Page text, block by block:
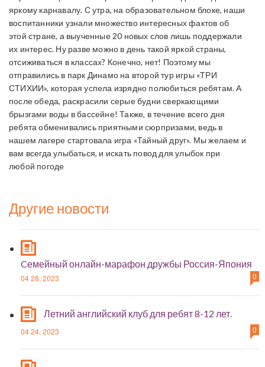
яркому карнавалу. С утра, на образовательном блоке, наши
воспитанники узнали множество интересных фактов об
этой стране, а выученные 20 новых слов лишь поддержали
их интерес. Ну разве можно в день такой яркой страны,
отсиживаться в классах? Конечно, нет! Поэтому мы
отправились в парк Динамо на второй тур игры «ТРИ
СТИХИИ», которая успела изрядно полюбиться ребятам. А
после обеда, раскрасили серые будни сверкающими
брызгами воды в бассейне! Также, в течение всего дня
ребята обменивались приятными сюрпризами, ведь в
нашем лагере стартовала игра «Тайный друг». Мы желаем и
вам всегда улыбаться, и искать повод для улыбок при
любой погоде
Другие новости
Cемейный онлайн-марафон дружбы Россия-Япония
04 28, 2023 0
Летний английский клуб для ребят 8-12 лет.
04 24, 2023 0